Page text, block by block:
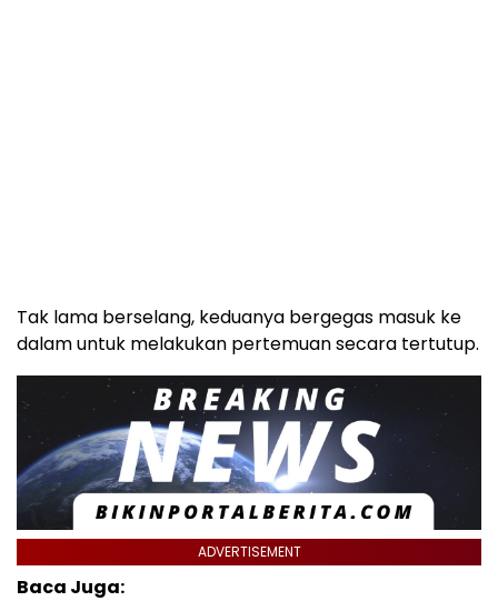
Tak lama berselang, keduanya bergegas masuk ke
dalam untuk melakukan pertemuan secara tertutup.
ADVERTISEMENT
Baca Juga: